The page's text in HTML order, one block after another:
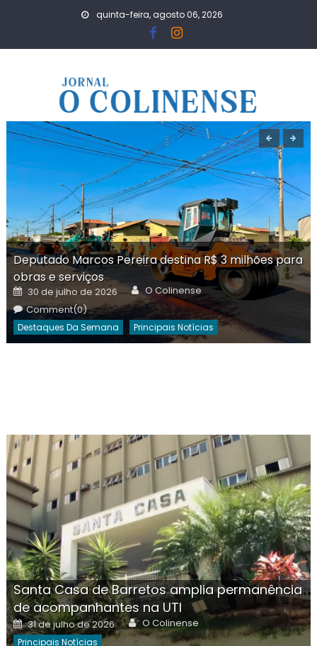
quinta-feira, agosto 06, 2026
Deputado Marcos Pereira destina R$ 3 milhões para
obras e serviços
Posted
on
30 de julho de 2026 Author
O Colinense
Comment(0)
Destaques Da Semana Principais Notícias
Santa Casa de Barretos amplia permanência
de acompanhantes na UTI
Posted
on
31 de julho de 2026 Author
O Colinense
Principais Notícias